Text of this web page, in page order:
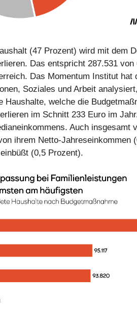
(47 Prozent) wird mit dem
Das entspricht 287.531 von
Das Momentum Institut hat
Soziales und Arbeit
Haushalte, welche die
im Schnitt 233 Euro im
Auch insgesamt
ihrem Netto-Jahreseinkommen
(0,5 Prozent).